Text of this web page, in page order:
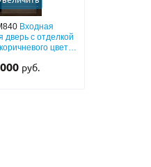
Входная
дверь с отделкой
цвета
вставкой и
руб.